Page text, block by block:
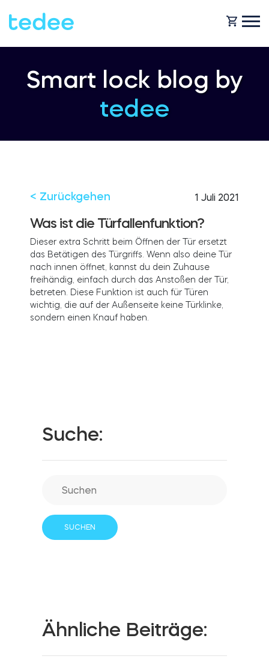
WIE FUNKTIONIERT ES?
Für Geschäfte
Integrationen
Tedee GO
Tedee GO2
Tedee PRO
Tedee Bridge
Door Sensor
Adapter
BLOG
FILIALSUCHER
Smart lock blog by
tedee
< Zurückgehen 1 Juli 2021
Was ist die Türfallenfunktion?
Dieser extra Schritt beim Öffnen der Tür ersetzt
das Betätigen des Türgriffs. Wenn also deine Tür
nach innen öffnet, kannst du dein Zuhause
freihändig, einfach durch das Anstoßen der Tür,
betreten. Diese Funktion ist auch für Türen
wichtig, die auf der Außenseite keine Türklinke,
sondern einen Knauf haben.
Suche:
Ähnliche Beiträge: